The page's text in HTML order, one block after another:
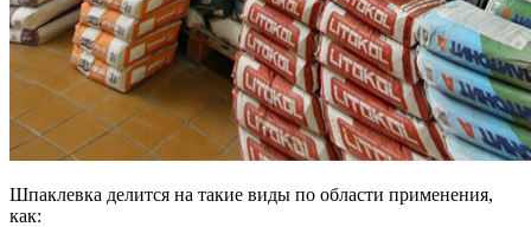
Шпаклевка делится на такие виды по области применения,
как: